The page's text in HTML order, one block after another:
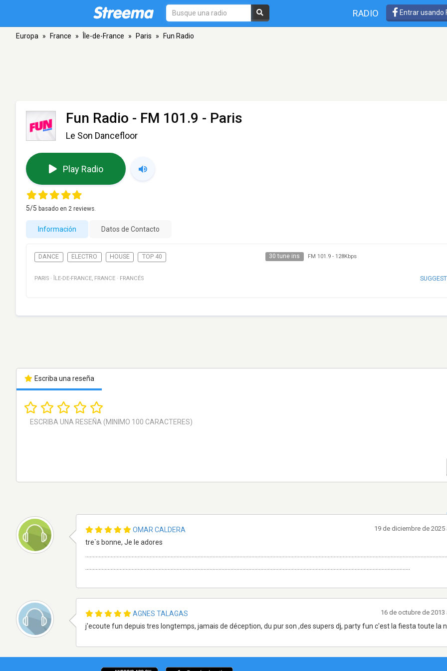
RADIO Entrar usando
Europa » France » Île-de-France » Paris » Fun Radio
Fun Radio - FM 101.9 - Paris
Le Son Dancefloor
Play Radio
5/5 basado en 2 reviews.
Información Datos de Contacto
DANCE ELECTRO HOUSE TOP 40 30 tune ins FM 101.9- 128Kbps
PARIS · ÎLE-DE-FRANCE, FRANCE · FRANCÉS
Escriba una reseña
OMAR CALDERA
tre`s bonne, Je le adores
19 de diciembre de 2025
AGNES TALAGAS
j'ecoute fun depuis tres longtemps, jamais de déception, du pur son ,des supers dj, party fun c'est la fiesta toute la
16 de octubre de 2013